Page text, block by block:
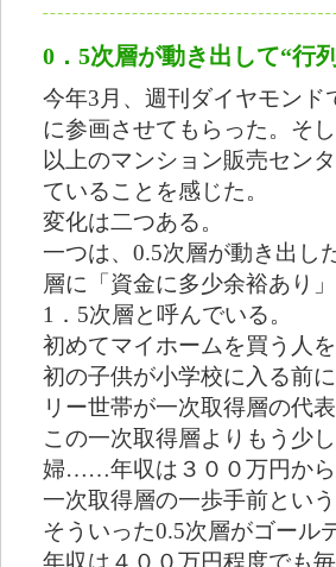
0．5次層が動き出して“行
今年3月、週刊ダイヤモン
に参画させてもらった。そ
以上のマンション販売セン
ていることを感じた。
変化は二つある。
一つは、0.5次層が動き出し
層に「資金に多少余裕あり
1．5次層と呼んでいる。
初めてマイホームを買う人
初の子供が小学校に入る前
リー世帯が一次取得層の代
この一次取得層よりもう少
婦……年収は３００万円から
一次取得層の一歩手前とい
そういった0.5次層がゴール
年収は４００万円程度でも